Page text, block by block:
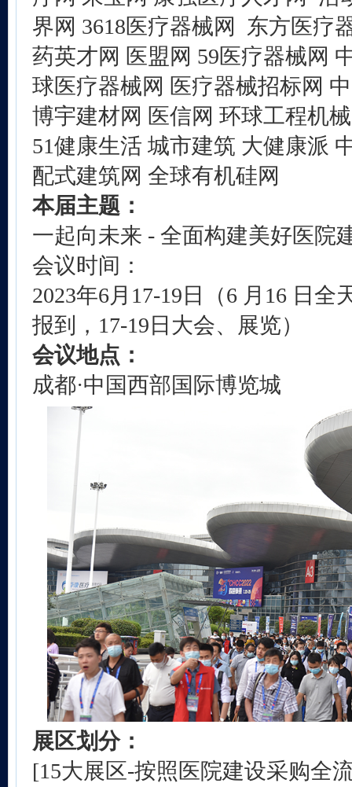
界网 3618医疗器械网 东方医疗
药英才网 医盟网 59医疗器械网
球医疗器械网 医疗器械招标网
博宇建材网 医信网 环球工程机
51健康生活 城市建筑 大健康派
配式建筑网 全球有机硅网
本届主题：
一起向未来 - 全面构建美好医院
会议时间：
2023年6月17-19日（6 月16 日全
报到，17-19日大会、展览）
会议地点：
成都·中国西部国际博览城
展区划分：
[15大展区-按照医院建设采购全